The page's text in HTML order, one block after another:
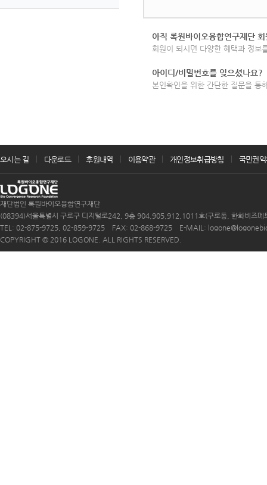
아직 록원바이오융합연구재단
회원이 되시면 다양한 혜택과 정보
아이디/비밀번호를 잊으셨나요?
본인확인을 위한 간단한 질문을 통
오시는 길 다운로드 후원내역 이용약관 개인정보취급방침 국민권
재단법인 록원바이오융합연구재단
(08394)서울특별시 구로구 디지털로242, 9층 904,905,912,1011호(구로동, 한화비즈메
TEL: 02-875-9725, 02-859-9725 FAX: 02-868-9725 E-MAIL:
COPYRIGHT © 2016 LOGONE. ALL RIGHTS RESERVED.